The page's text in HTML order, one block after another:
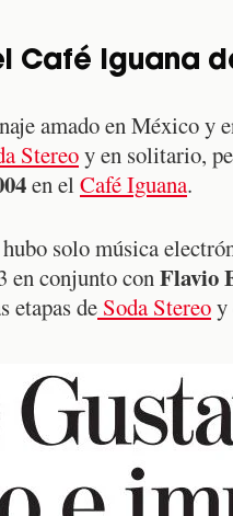
Café Iguana
amado en México
Stereoy en solitario,
en el Café Iguana.
solo música
en conjunto conFlavio
etapas de Soda Stereoy